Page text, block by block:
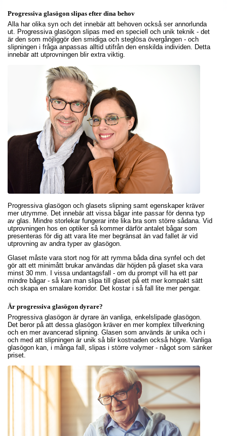
Progressiva glasögon slipas efter dina behov
Alla har olika syn och det innebär att behoven också ser annorlunda
ut. Progressiva glasögon slipas med en speciell och unik teknik - det
är den som möjliggör den smidiga och steglösa övergången - och
slipningen i fråga anpassas alltid utifrån den enskilda individen. Detta
innebär att utprovningen blir extra viktig.
Progressiva glasögon och glasets slipning samt egenskaper kräver
mer utrymme. Det innebär att vissa bågar inte passar för denna typ
av glas. Mindre storlekar fungerar inte lika bra som större sådana. Vid
utprovningen hos en optiker så kommer därför antalet bågar som
presenteras för dig att vara lite mer begränsat än vad fallet är vid
utprovning av andra typer av glasögon.
Glaset måste vara stort nog för att rymma båda dina synfel och det
gör att ett minimått brukar användas där höjden på glaset ska vara
minst 30 mm. I vissa undantagsfall - om du prompt vill ha ett par
mindre bågar - så kan man slipa till glaset på ett mer kompakt sätt
och skapa en smalare korridor. Det kostar i så fall lite mer pengar.
Är progressiva glasögon dyrare?
Progressiva glasögon är dyrare än vanliga, enkelslipade glasögon.
Det beror på att dessa glasögon kräver en mer komplex tillverkning
och en mer avancerad slipning. Glasen som används är unika och i
och med att slipningen är unik så blir kostnaden också högre. Vanliga
glasögon kan, i många fall, slipas i större volymer - något som sänker
priset.